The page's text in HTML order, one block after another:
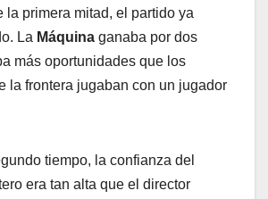
la primera mitad, el partido ya
La Máquina ganaba por dos
más oportunidades que los
la frontera jugaban con un jugador
tiempo, la confianza del
era tan alta que el director